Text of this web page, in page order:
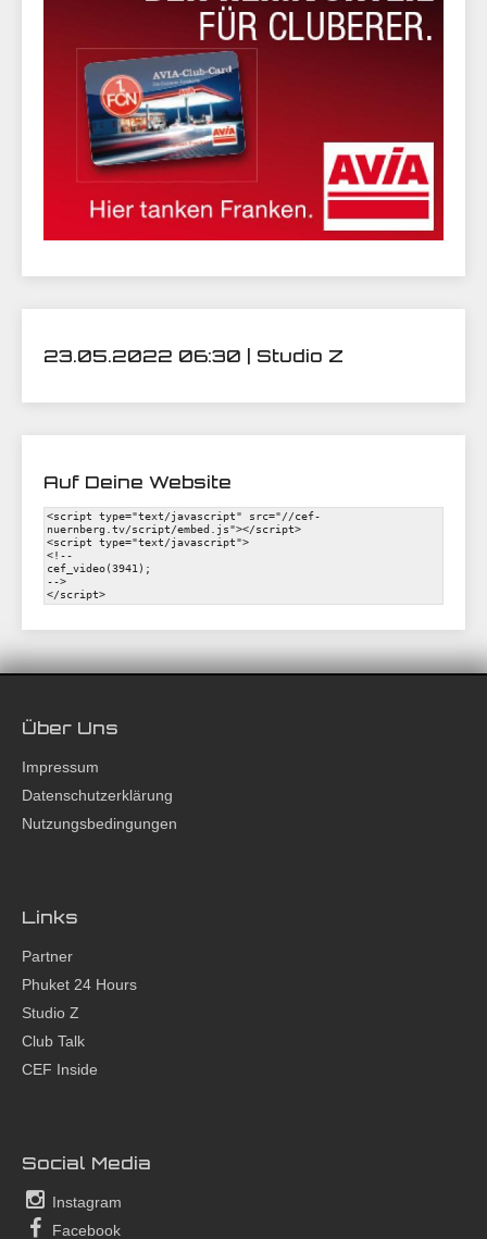
23.05.2022 06:30 | Studio Z
Auf Deine Website
Über Uns
Impressum
Datenschutzerklärung
Nutzungsbedingungen
Links
Partner
Phuket 24 Hours
Studio Z
Club Talk
CEF Inside
Social Media
Instagram
Facebook